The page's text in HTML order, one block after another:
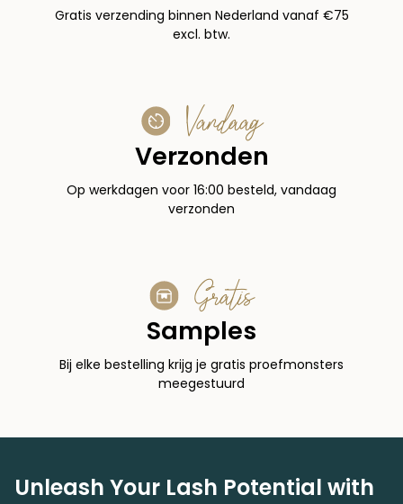
Gratis verzending binnen Nederland vanaf €75
excl. btw.
Vandaag
Verzonden
Op werkdagen voor 16:00 besteld, vandaag
verzonden
Gratis
Samples
Bij elke bestelling krijg je gratis proefmonsters
meegestuurd
Unleash Your Lash Potential with